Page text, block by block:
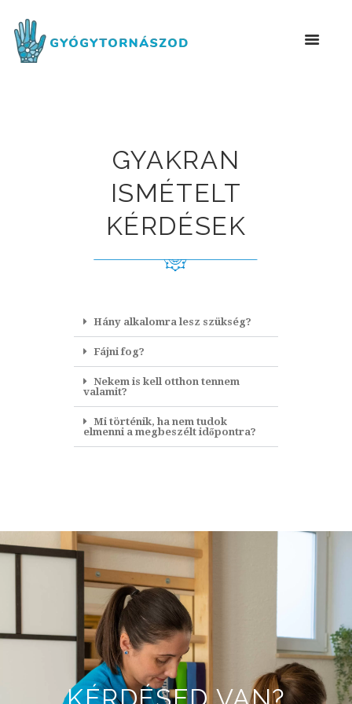
GYAKRAN
ISMÉTELT
KÉRDÉSEK
Hány alkalomra lesz szükség?
Fájni fog?
Nekem is kell otthon tennem
valamit?
Mi történik, ha nem tudok
elmenni a megbeszélt időpontra?
KÉRDÉSED VAN?